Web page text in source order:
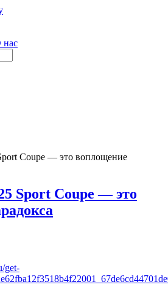
нас
Coupe — это воплощение
Sport Coupe — это
get-